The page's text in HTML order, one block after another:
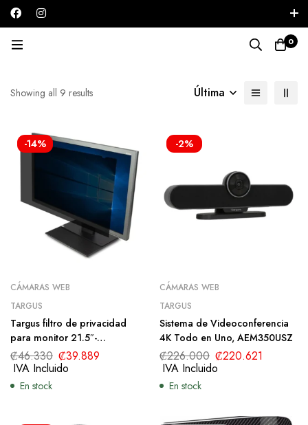
0
Showing all 9 results Última
-14%
CÁMARAS WEB
TARGUS
Targus filtro de privacidad
para monitor 21.5″-
ASF215W9USZ
₡46.330 ₡39.889
IVA Incluido
En stock
-2%
CÁMARAS WEB
TARGUS
Sistema de Videoconferencia
4K Todo en Uno, AEM350USZ
₡226.000 ₡220.621
IVA Incluido
En stock